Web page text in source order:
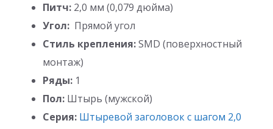
Питч: 2,0 мм (0,079 дюйма)
Угол: Прямой угол
Стиль крепления:SMD (поверхностный
монтаж)
Ряды: 1
Пол: Штырь (мужской)
Серия: Штыревой заголовок с шагом 2,0